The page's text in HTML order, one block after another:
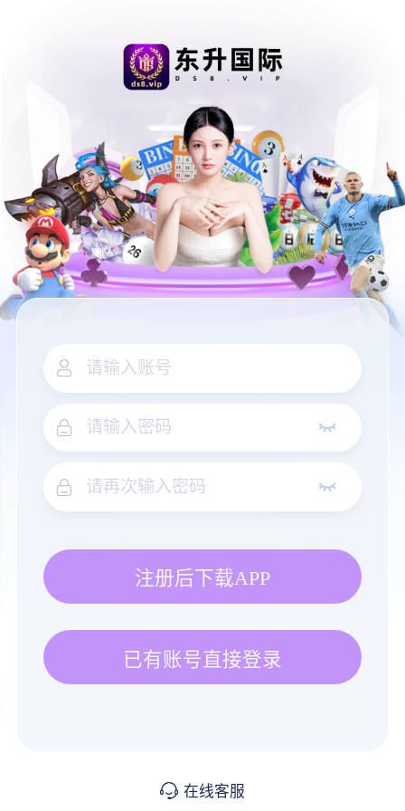
注册后下载APP
已有账号直接登录
在线客服